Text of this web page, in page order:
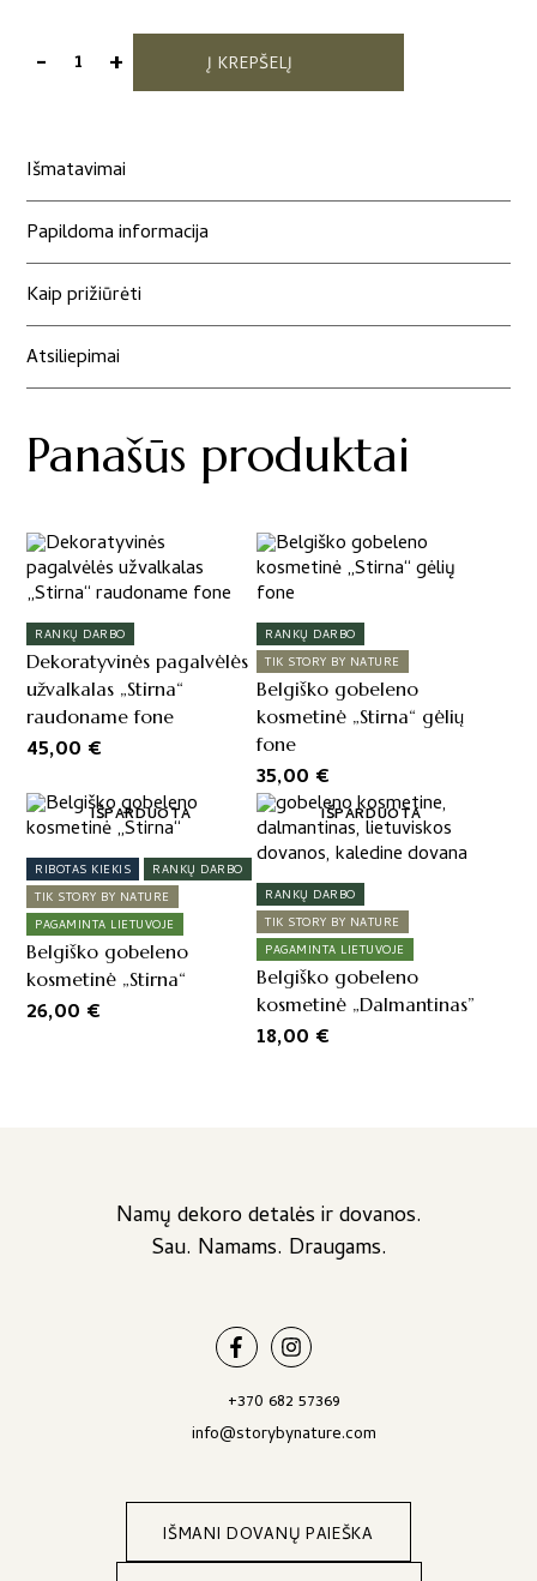
-produkto
gobeleno
"Prancūzų
buldogas
+ Į KREPŠELĮ
Išmatavimai
Papildoma informacija
Kaip prižiūrėti
Atsiliepimai
Panašūs produktai
RANKŲ DARBO
Dekoratyvinės pagalvėlės
užvalkalas „Stirna“
raudoname fone
45,00 €
IŠPARDUOTA
RANKŲ DARBO
TIK STORY BY NATURE
Belgiško gobeleno
kosmetinė „Stirna“ gėlių
fone
35,00 €
IŠPARDUOTA
RIBOTAS KIEKIS
RANKŲ DARBO
TIK STORY BY NATURE
PAGAMINTA LIETUVOJE
Belgiško gobeleno
kosmetinė „Stirna“
26,00 €
RANKŲ DARBO
TIK STORY BY NATURE
PAGAMINTA LIETUVOJE
Belgiško gobeleno
kosmetinė „Dalmantinas”
18,00 €
Namų dekoro detalės ir dovanos.
Sau. Namams. Draugams.
+370 682 57369
info@storybynature.com
IŠMANI DOVANŲ PAIEŠKA